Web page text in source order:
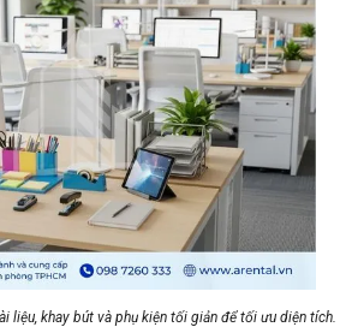
liệu, khay bút và phụ kiện tối giản để tối ưu diện tích.